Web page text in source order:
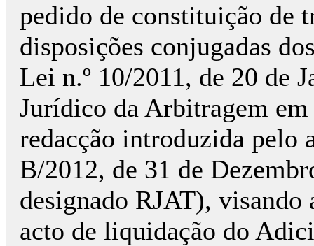
pedido de constituição de
disposições conjugadas
Lei n.º 10/2011, de 20 de
Jurídico da Arbitragem
redacção introduzida pelo
B/2012, de 31 de
designado RJAT),
acto de liquidação do